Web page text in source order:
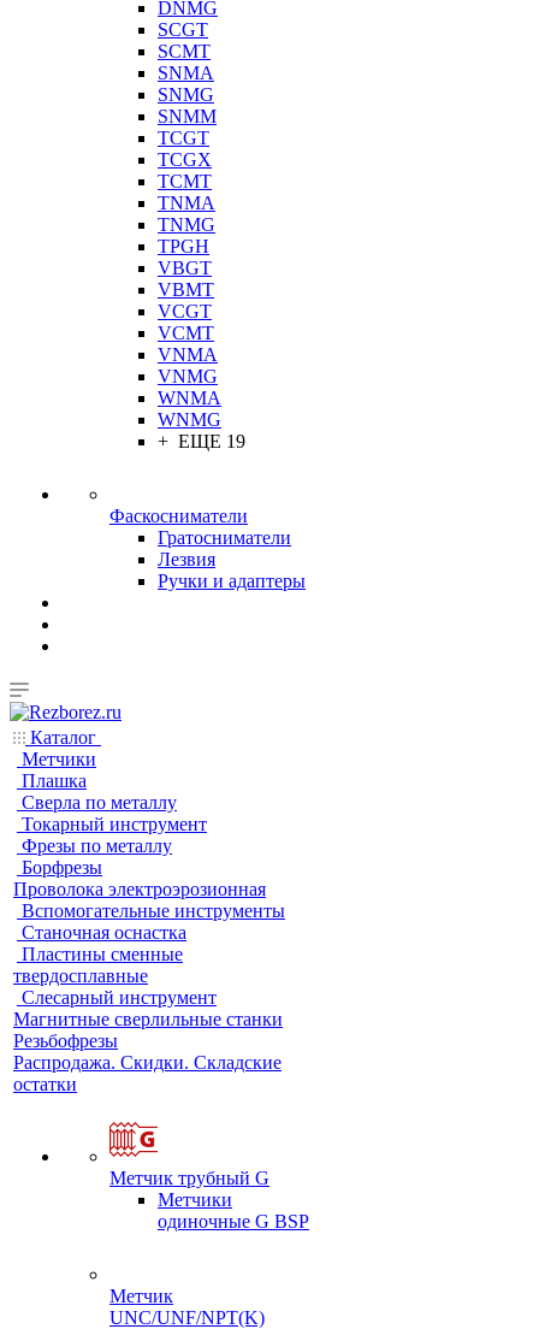
DNMG
SCGT
SCMT
SNMA
SNMG
SNMM
TCGT
TCGX
TCMT
TNMA
TNMG
TPGH
VBGT
VBMT
VCGT
VCMT
VNMA
VNMG
WNMA
WNMG
+ ЕЩЕ 19
Фаскосниматели
Гратосниматели
Лезвия
Ручки и адаптеры
Каталог
Метчики
Плашка
Сверла по металлу
Токарный инструмент
Фрезы по металлу
Борфрезы
Проволока электроэрозионная
Вспомогательные инструменты
Станочная оснастка
Пластины сменные
твердосплавные
Слесарный инструмент
Магнитные сверлильные станки
Резьбофрезы
Распродажа. Скидки. Складские
остатки
Метчик трубный G
Метчики
одиночные G BSP
Метчик
UNC/UNF/NPT(K)